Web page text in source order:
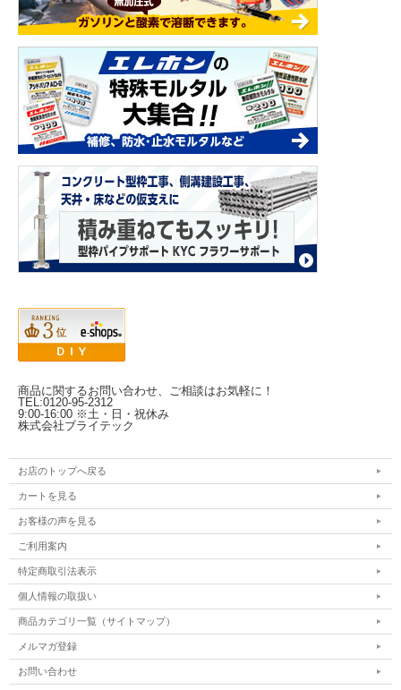
商品に関するお問い合わせ、ご相談はお気軽に！
TEL:0120-95-2312
9:00-16:00 ※土・日・祝休み
株式会社ブライテック
お店のトップへ戻る
カートを見る
お客様の声を見る
ご利用案内
特定商取引法表示
個人情報の取扱い
商品カテゴリ一覧（サイトマップ）
メルマガ登録
お問い合わせ